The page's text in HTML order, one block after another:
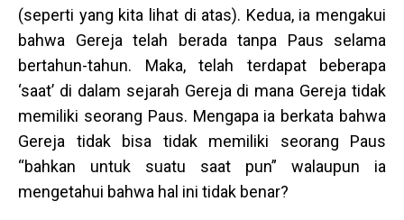
(seperti yang kita lihat di atas). Kedua, ia mengakui
bahwa Gereja telah berada tanpa Paus selama
bertahun-tahun. Maka, telah terdapat beberapa
‘saat’ di dalam sejarah Gereja di mana Gereja tidak
memiliki seorang Paus. Mengapa ia berkata bahwa
Gereja tidak bisa tidak memiliki seorang Paus
“bahkan untuk suatu saat pun” walaupun ia
mengetahui bahwa hal ini tidak benar?